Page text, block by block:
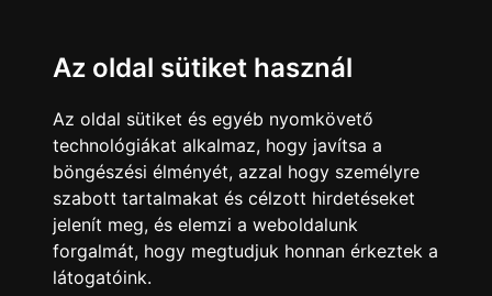
Minden jog fenntartva © 2008 - 2026
Az oldal sütiket használ
Az oldal sütiket és egyéb nyomkövető
technológiákat alkalmaz, hogy javítsa a
böngészési élményét, azzal hogy személyre
szabott tartalmakat és célzott hirdetéseket
jelenít meg, és elemzi a weboldalunk
forgalmát, hogy megtudjuk honnan érkeztek a
látogatóink.